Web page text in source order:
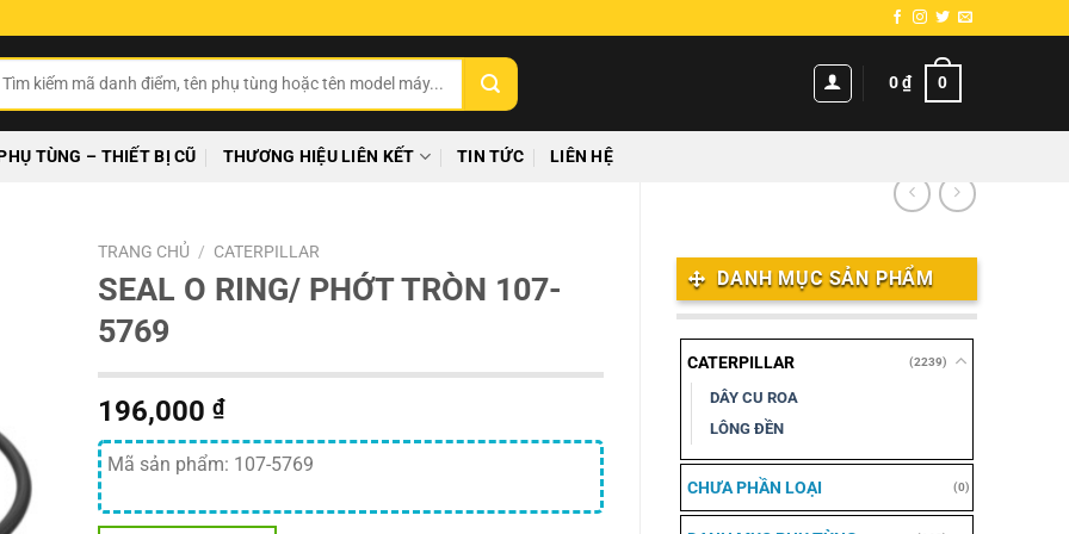
0₫ 0
TÙNG – THIẾT BỊ CŨ THƯƠNG HIỆU LIÊN KẾT TIN TỨC LIÊN HỆ
DANH MỤC SẢN PHẨM
CATERPILLAR (2239)
DÂY CU ROA
LÔNG ĐỀN
CHƯA PHẦN LOẠI (0)
TRANG CHỦ / CATERPILLAR
SEAL O RING/ PHỚT TRÒN 107-
5769
196,000₫
Mã sản phẩm: 107-5769